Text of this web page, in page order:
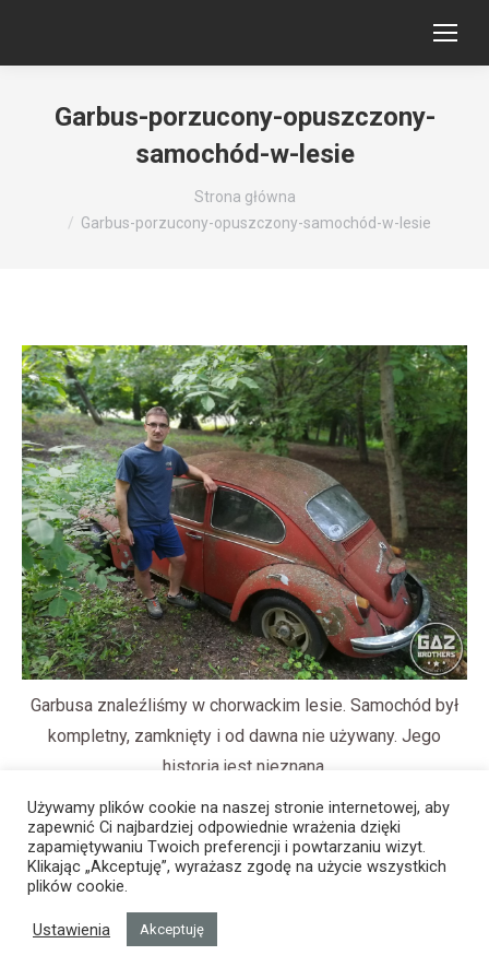
Garbus-porzucony-opuszczony-
samochód-w-lesie
Strona główna
Garbus-porzucony-opuszczony-samochód-w-lesie
Garbusa znaleźliśmy w chorwackim lesie. Samochód był
kompletny, zamknięty i od dawna nie używany. Jego
historia jest nieznana.
Używamy plików cookie na naszej stronie internetowej, aby
zapewnić Ci najbardziej odpowiednie wrażenia dzięki
zapamiętywaniu Twoich preferencji i powtarzaniu wizyt.
Klikając „Akceptuję”, wyrażasz zgodę na użycie wszystkich
plików cookie.
Ustawienia Akceptuję